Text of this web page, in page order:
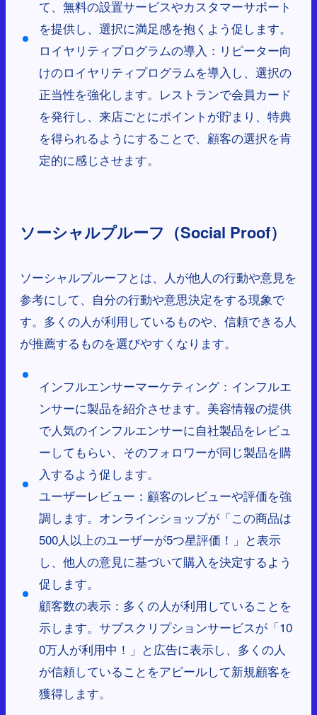
て、無料の設置サービスやカスタマーサポート
を提供し、選択に満足感を抱くよう促します。
ロイヤリティプログラムの導入：リピーター向
けのロイヤリティプログラムを導入し、選択の
正当性を強化します。レストランで会員カード
を発行し、来店ごとにポイントが貯まり、特典
を得られるようにすることで、顧客の選択を肯
定的に感じさせます。
ソーシャルプルーフ（Social Proof）
ソーシャルプルーフとは、人が他人の行動や意見を
参考にして、自分の行動や意思決定をする現象で
す。多くの人が利用しているものや、信頼できる人
が推薦するものを選びやすくなります。
インフルエンサーマーケティング：インフルエ
ンサーに製品を紹介させます。美容情報の提供
で人気のインフルエンサーに自社製品をレビュ
ーしてもらい、そのフォロワーが同じ製品を購
入するよう促します。
ユーザーレビュー：顧客のレビューや評価を強
調します。オンラインショップが「この商品は
500人以上のユーザーが5つ星評価！」と表示
し、他人の意見に基づいて購入を決定するよう
促します。
顧客数の表示：多くの人が利用していることを
示します。サブスクリプションサービスが「10
0万人が利用中！」と広告に表示し、多くの人
が信頼していることをアピールして新規顧客を
獲得します。